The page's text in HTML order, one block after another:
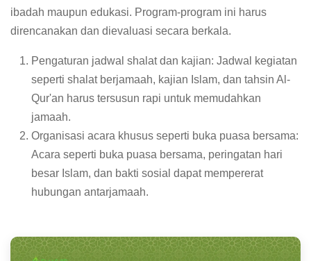
ibadah maupun edukasi. Program-program ini harus
direncanakan dan dievaluasi secara berkala.
Pengaturan jadwal shalat dan kajian: Jadwal kegiatan
seperti shalat berjamaah, kajian Islam, dan tahsin Al-
Qur'an harus tersusun rapi untuk memudahkan
jamaah.
Organisasi acara khusus seperti buka puasa bersama:
Acara seperti buka puasa bersama, peringatan hari
besar Islam, dan bakti sosial dapat mempererat
hubungan antarjamaah.